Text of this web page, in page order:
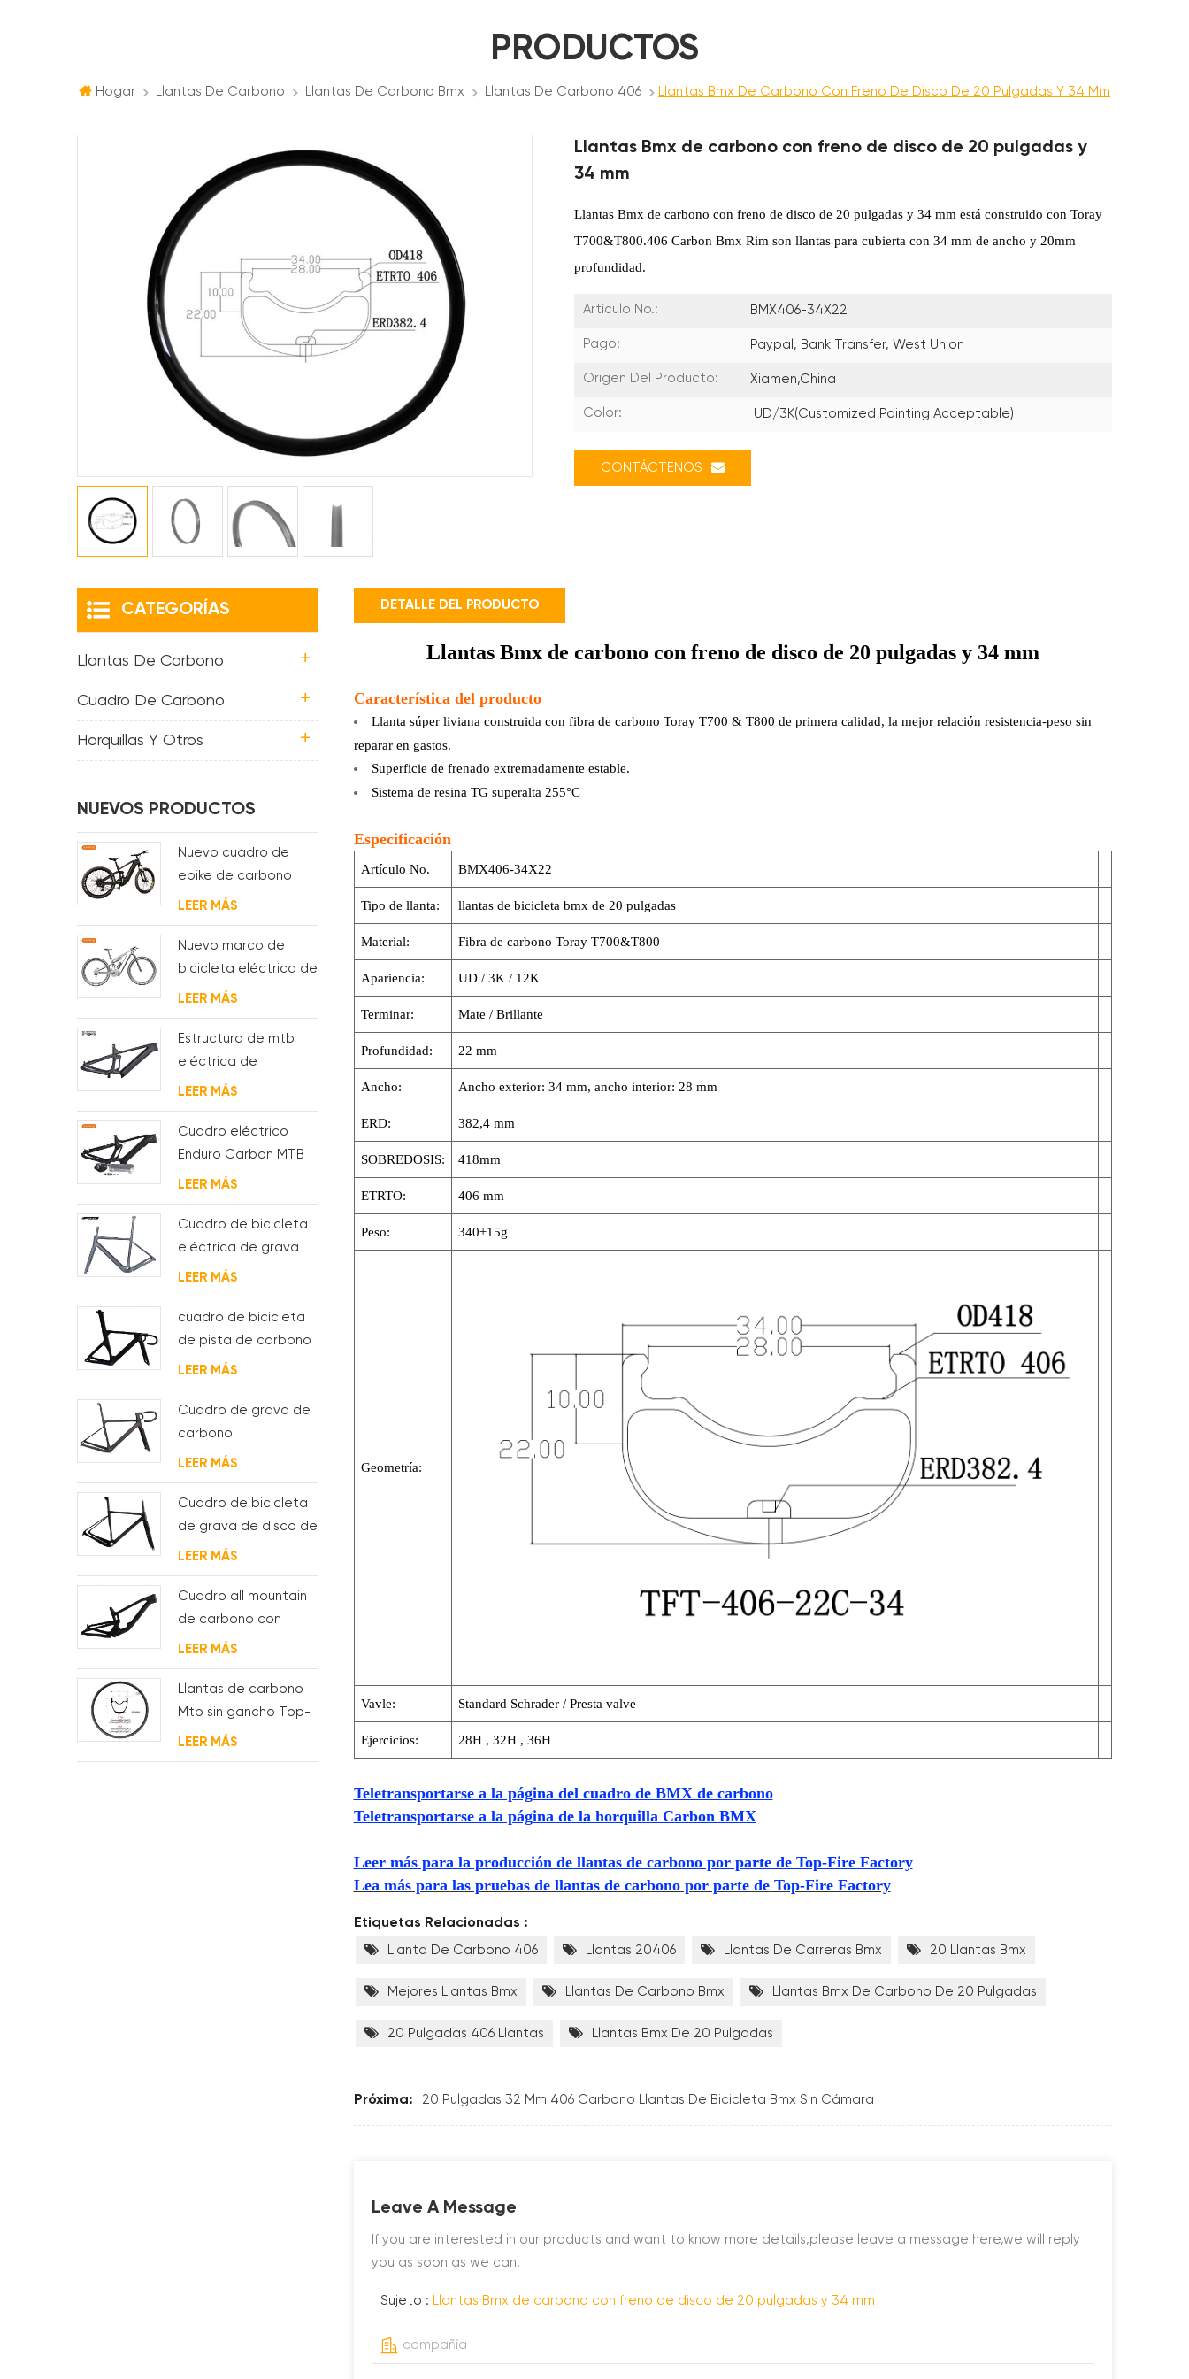
PRODUCTOS
Hogar Llantas De Carbono Llantas De Carbono Bmx Llantas De Carbono 406 Llantas Bmx De Carbono Con Freno De Disco De 20 Pulgadas Y 34 Mm
Llantas Bmx de carbono con freno de disco de 20 pulgadas y
34 mm
Llantas Bmx de carbono con freno de disco de 20 pulgadas y 34 mm está construido con Toray
T700&T800.406 Carbon Bmx Rim son llantas para cubierta con 34 mm de ancho y 20mm
profundidad.
Artículo No.: BMX406-34X22
Pago: Paypal, Bank Transfer, West Union
Origen Del Producto: Xiamen,China
Color: UD/3K(Customized Painting Acceptable)
CONTÁCTENOS
DETALLE DEL PRODUCTO
Llantas Bmx de carbono con freno de disco de 20 pulgadas y 34 mm
Característica del producto
Llanta súper liviana construida con fibra de carbono Toray T700 & T800 de primera calidad, la mejor relación resistencia-peso sin
reparar en gastos.
Superficie de frenado extremadamente estable.
Sistema de resina TG superalta 255°C
Especificación
Artículo No. BMX406-34X22
Tipo de llanta: llantas de bicicleta bmx de 20 pulgadas
Material: Fibra de carbono Toray T700&T800
Apariencia: UD / 3K / 12K
Terminar: Mate / Brillante
Profundidad: 22 mm
Ancho: Ancho exterior: 34 mm, ancho interior: 28 mm
ERD: 382,4 mm
SOBREDOSIS: 418mm
ETRTO: 406 mm
Peso: 340±15g
Geometría:
Vavle: Standard Schrader / Presta valve
Ejercicios: 28H , 32H , 36H
Teletransportarse a la página del cuadro de BMX de carbono
Teletransportarse a la página de la horquilla Carbon BMX
Leer más para la producción de llantas de carbono por parte de Top-Fire Factory
Lea más para las pruebas de llantas de carbono por parte de Top-Fire Factory
Etiquetas Relacionadas :
Llanta De Carbono 406 Llantas 20406 Llantas De Carreras Bmx 20 Llantas Bmx
Mejores Llantas Bmx Llantas De Carbono Bmx Llantas Bmx De Carbono De 20 Pulgadas
20 Pulgadas 406 Llantas Llantas Bmx De 20 Pulgadas
Próxima: 20 Pulgadas 32 Mm 406 Carbono Llantas De Bicicleta Bmx Sin Cámara
Leave A Message
If you are interested in our products and want to know more details,please leave a message here,we will reply
you as soon as we can.
Sujeto : Llantas Bmx de carbono con freno de disco de 20 pulgadas y 34 mm
CATEGORÍAS
Llantas De Carbono
Cuadro De Carbono
Horquillas Y Otros
NUEVOS PRODUCTOS
Nuevo cuadro de
ebike de carbono
con motor bafang
completa para MTB y
fat bike
LEER MÁS
Nuevo marco de
bicicleta eléctrica de
suspensión completa
molde
LEER MÁS
Estructura de mtb
eléctrica de
suspensión con
cables
completamente
interno
LEER MÁS
Cuadro eléctrico
Enduro Carbon MTB
con suspensión
LEER MÁS
Cuadro de bicicleta
eléctrica de grava
de carbono con
batería
LEER MÁS
cuadro de bicicleta
de pista de carbono
aero para sistema
LEER MÁS
Cuadro de grava de
carbono
Enrutamiento de
completo
LEER MÁS
Cuadro de bicicleta
de grava de disco de
ciclocross de
LEER MÁS
Cuadro all mountain
de carbono con
suspensión total 29er
LEER MÁS
Llantas de carbono
Mtb sin gancho Top-
Fire 27.5er 29er 27 mm
LEER MÁS